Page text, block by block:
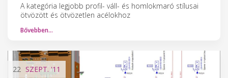
A kategória legjobb profil- váll- és homlokmaró stílusai
ötvözött és ötvözetlen acélokhoz
Bővebben…
22 SZEPT. '11